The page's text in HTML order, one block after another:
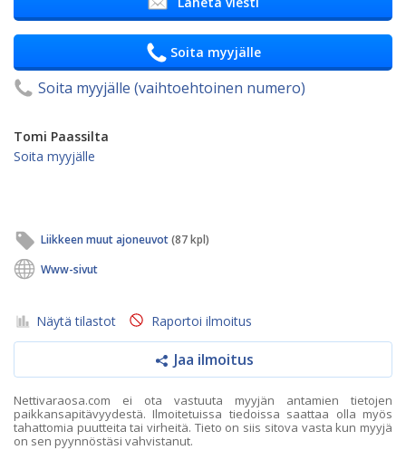
Soita myyjälle
Soita myyjälle (vaihtoehtoinen numero)
Tomi Paassilta
Soita myyjälle
Liikkeen muut ajoneuvot(87 kpl)
Www-sivut
Näytä tilastot Raportoi ilmoitus
Jaa ilmoitus
Nettivaraosa.com ei ota vastuuta myyjän antamien tietojen
paikkansapitävyydestä. Ilmoitetuissa tiedoissa saattaa olla myös
tahattomia puutteita tai virheitä. Tieto on siis sitova vasta kun myyjä
on sen pyynnöstäsi vahvistanut.